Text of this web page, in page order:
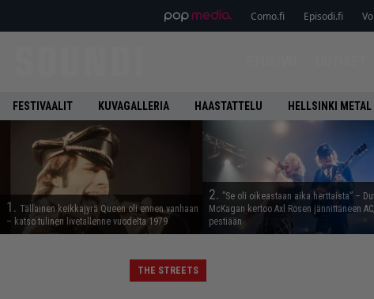
Como.fi Episodi.fi
FESTIVAALIT KUVAGALLERIA HAASTATTELU HELLSINKI
1. Tällainen keikkajyrä Queen oli ennen vanhaan
– katso tulinen livetallenne vuodelta 1979
2. ”Se oli oikeastaan aika herttaista” –
McKagan kertoo Axl Rosen jännittäneen
pestiään
THE STREETS